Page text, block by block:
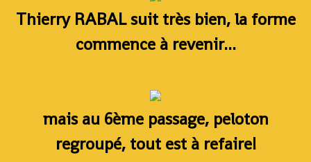
Thierry RABAL suit très bien, la forme
commence à revenir...
mais au 6ème passage, peloton
regroupé, tout est à refaire!